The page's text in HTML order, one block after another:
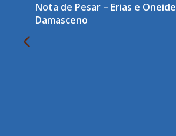
Nota de Pesar – Erias e Oneide
Damasceno